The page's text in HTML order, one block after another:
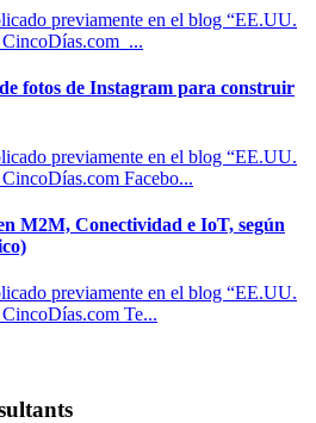
previamente en el blog “EE.UU.
CincoDías.com ...
fotos de Instagram para construir
previamente en el blog “EE.UU.
Facebo...
M2M, Conectividad e IoT, según
previamente en el blog “EE.UU.
Te...